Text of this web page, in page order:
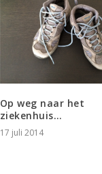
Op weg naar het
ziekenhuis…
17 juli 2014